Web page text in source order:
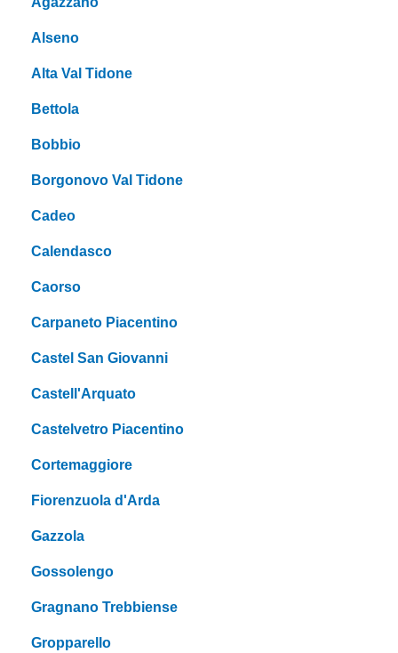
Alseno
Alta Val Tidone
Bettola
Bobbio
Borgonovo Val Tidone
Cadeo
Calendasco
Caorso
Carpaneto Piacentino
Castel San Giovanni
Castell'Arquato
Castelvetro Piacentino
Cortemaggiore
Fiorenzuola d'Arda
Gazzola
Gossolengo
Gragnano Trebbiense
Gropparello